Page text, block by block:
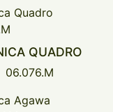
QUADRO
06.076.M